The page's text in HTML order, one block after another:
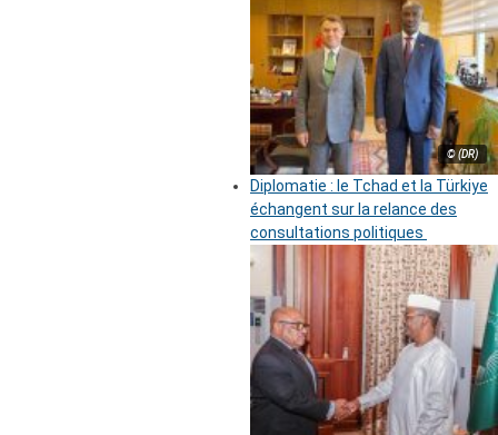
© (DR)
Diplomatie : le Tchad et la Türkiye
échangent sur la relance des
consultations politiques